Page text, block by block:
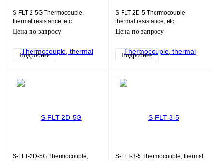
S-FLT-2-5G Thermocouple,
thermal resistance, etc.
Цена по запросу
Подробнее
S-FLT-2D-5 Thermocouple,
thermal resistance, etc.
Цена по запросу
Подробнее
S-FLT-2D-5G Thermocouple,
S-FLT-3-5 Thermocouple, thermal